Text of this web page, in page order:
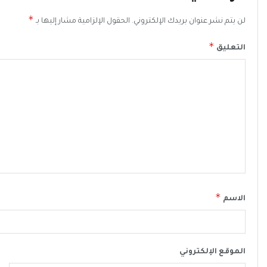
لن يتم نشر عنوان بريدك الإلكتروني. الحقول الإلزامية مشار إليها بـ *
التعليق *
الاسم *
الموقع الإلكتروني